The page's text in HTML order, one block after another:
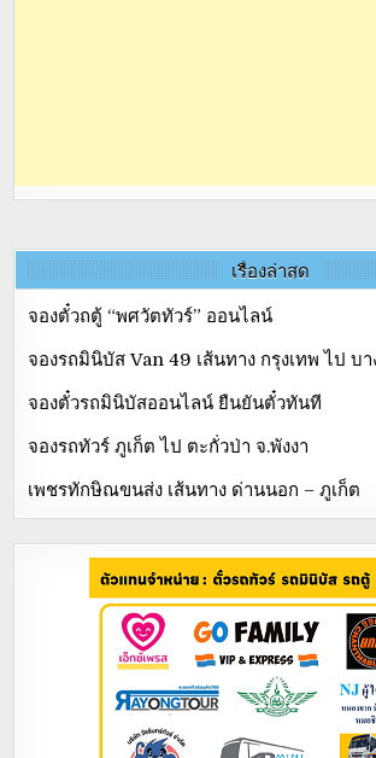
เรื่องล่าสุด
จองตั๋วถตู้ “พศวัตทัวร์” ออนไลน์
จองรถมินิบัส Van 49 เส้นทาง กรุงเทพ ไป บ
จองตั๋วรถมินิบัสออนไลน์ ยืนยันตั๋วทันที
จองรถทัวร์ ภูเก็ต ไป ตะกั่วป่า จ.พังงา
เพชรทักษิณขนส่ง เส้นทาง ด่านนอก – ภูเก็ต